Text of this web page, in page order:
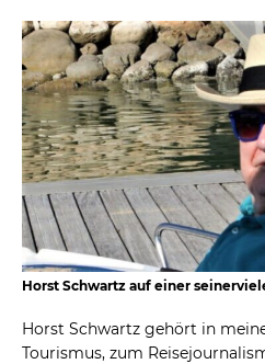
Horst Schwartz auf einer
Horst Schwartz gehört in
Tourismus, zum